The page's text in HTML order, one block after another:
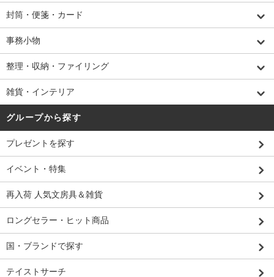
封筒・便箋・カード
事務小物
整理・収納・ファイリング
雑貨・インテリア
グループから探す
プレゼントを探す
イベント・特集
再入荷 人気文房具＆雑貨
ロングセラー・ヒット商品
国・ブランドで探す
テイストサーチ